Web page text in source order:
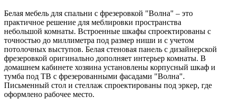
Белая мебель для спальни с фрезеровкой "Волна" – это
практичное решение для меблировки пространства
небольшой комнаты. Встроенные шкафы спроектированы с
точностью до миллиметра под размер ниши и с учетом
потолочных выступов. Белая стеновая панель с дизайнерской
фрезеровкой оригинально дополняет интерьер комнаты. В
домашнем кабинете хозяина установлены корпусный шкаф и
тумба под ТВ с фрезерованными фасадами "Волна".
Письменный стол и стеллаж спроектированы под эркер, где
оформлено рабочее место.